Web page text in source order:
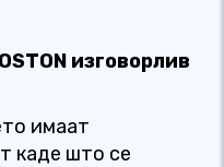
изговорлив
имаат
каде што се